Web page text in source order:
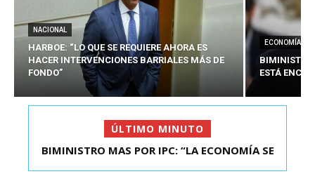
NACIONAL
HARBOE: “LO QUE SE REQUIERE AHORA ES
HACER INTERVENCIONES BARRIALES MÁS DE
FONDO”
ECONOMÍA
BIMINISTRO
ESTÁ
ÚLTIMO MINUTO
KAST SE REUNIÓ CON EL PRESIDENTE ELECTO DE
BIMINISTRO MAS POR IPC: “LA ECONOMÍA SE